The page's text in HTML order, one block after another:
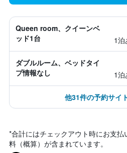
Queen room、クイーンベ
ッド1台
1泊
ダブルルーム、ベッドタイ
プ情報なし
1泊
他31件の予約サイ
*合計にはチェックアウト時にお支
料（概算）が含まれています。